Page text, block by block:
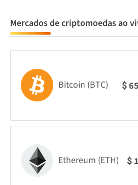
Mercados de criptomoedas ao
Bitcoin (BTC) $
Ethereum (ETH) $